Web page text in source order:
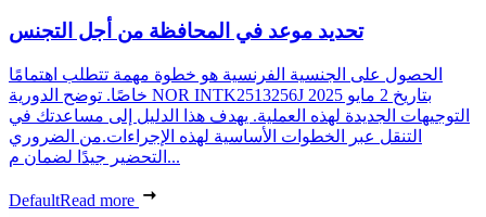
تحديد موعد في المحافظة من أجل التجنس
الحصول على الجنسية الفرنسية هو خطوة مهمة تتطلب اهتمامًا
خاصًا. توضح الدورية NOR INTK2513256J بتاريخ 2 مايو 2025
التوجيهات الجديدة لهذه العملية. يهدف هذا الدليل إلى مساعدتك في
التنقل عبر الخطوات الأساسية لهذه الإجراءات.من الضروري
التحضير جيدًا لضمان م...
DefaultRead more